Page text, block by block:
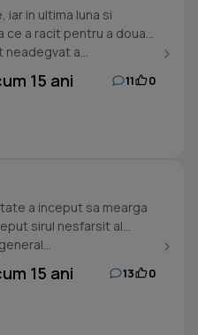
iar in ultima luna si
ce a racit pentru a doua
neadegvat a...
15 ani 11 0
a inceput sa mearga
sirul nesfarsit al
15 ani 13 0